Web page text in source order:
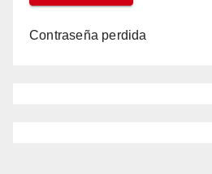
Contraseña perdida